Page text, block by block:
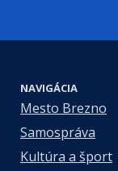
NAVIGÁCIA
Mesto Brezno
Samospráva
Kultúra a šport